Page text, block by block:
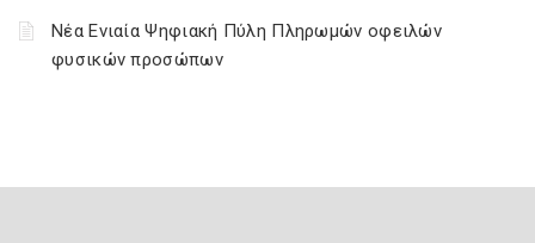
Νέα Ενιαία Ψηφιακή Πύλη Πληρωμών οφειλών
φυσικών προσώπων